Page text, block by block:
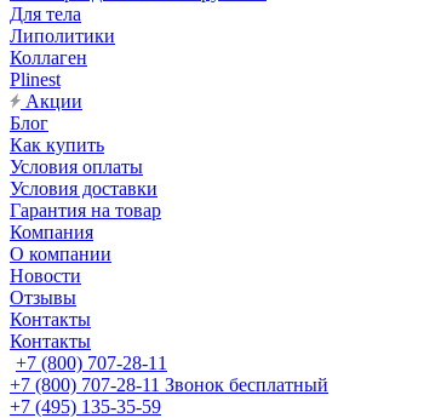
Для тела
Липолитики
Коллаген
Plinest
Акции
Блог
Как купить
Условия оплаты
Условия доставки
Гарантия на товар
Компания
О компании
Новости
Отзывы
Контакты
Контакты
+7 (800) 707-28-11
+7 (800) 707-28-11 Звонок бесплатный
+7 (495) 135-35-59